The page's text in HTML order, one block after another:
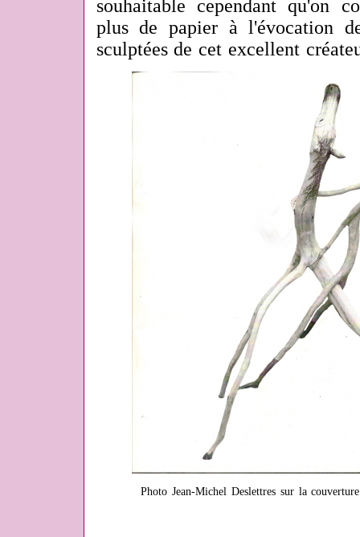
souhaitable cependant qu'on
plus de papier à l'évocation
sculptées de cet excellent
Photo Jean-Michel Deslettres sur la